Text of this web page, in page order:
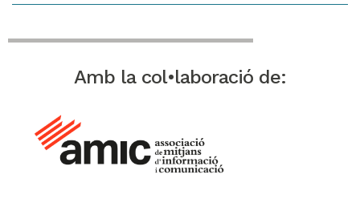
Amb la col•laboració de: